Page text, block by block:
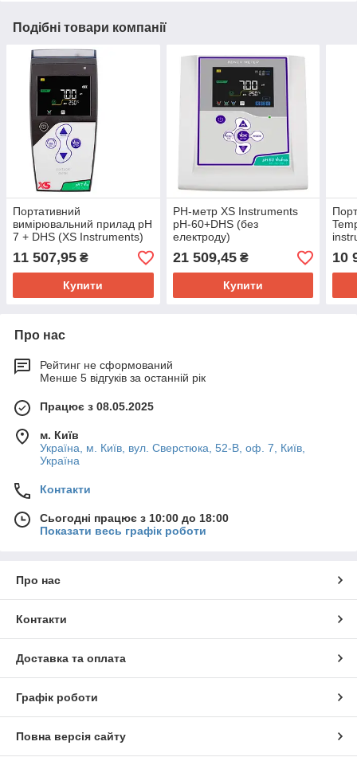
Подібні товари компанії
Портативний
вимірювальний прилад pH
7 + DHS (XS Instruments)
(без електрода)
11 507,95 ₴
Купити
РН-метр XS Instruments
pH-60+DHS (без
електроду)
21 509,45₴
Купити
10
Про нас
Рейтинг не сформований
Менше 5 відгуків за останній рік
Працює з 08.05.2025
м. Київ
Україна, м. Київ, вул. Сверстюка, 52-В, оф. 7, Київ,
Україна
Контакти
Сьогодні працює з 10:00 до 18:00
Показати весь графік роботи
Про нас
Контакти
Доставка та оплата
Графік роботи
Повна версія сайту